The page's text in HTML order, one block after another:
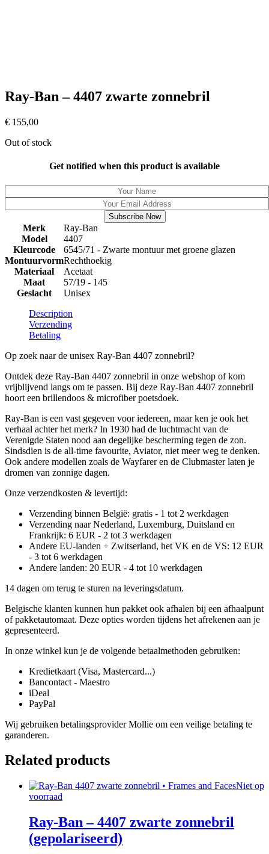
Ray-Ban – 4407 zwarte zonnebril
€ 155,00
Out of stock
Get notified when this product is available
Subscribe Now
Merk
Ray-Ban
Model
4407
Kleurcode
6545/71 - Zwarte montuur met groene glazen
MontuurvormRechthoekig
Materiaal
Acetaat
Maat
57/19 - 145
Geslacht
Unisex
Description
Verzending
Betaling
Op zoek naar de unisex Ray-Ban 4407 zonnebril?
Ontdek deze Ray-Ban 4407 zonnebril in onze webshop of kom
vrijblijvend langs om te passen. Bij deze Ray-Ban 4407 zonnebril
hoort een brillendoos & microfiber poetsdoek.
Ray-Ban is een vast gegeven voor iedereen, maar ken je ook het
verhaal achter het merk? In 1930 had de luchtmacht van de
Verenigde Staten nood aan degelijke bescherming tegen de zon.
Sindsdien is de all-time favourite, Aviator, niet meer weg te denken.
Ook andere modellen zoals de Wayfarer en de Clubmaster laten je
dromen van zonnige dagen.
Onze verzendkosten & levertijd:
Verzending binnen België: gratis - 1 tot 2 werkdagen
Verzending naar Nederland, Luxemburg, Duitsland en
Frankrijk: 6 EUR - 2 tot 3 werkdagen
Andere EU-landen + Zwitserland, het VK en de VS: 12 EUR
- 3 tot 6 werkdagen
Andere landen: 20 EUR - 4 tot 10 werkdagen
14 dagen om terug te sturen na leveringsdatum.
Belgische klanten kunnen hun pakket ook afhalen bij een afhaalpunt
of pakketautomaat. Deze opties worden tijdens het afrekenen aan je
gepresenteerd.
In onze winkel kun je de volgende betaalmethoden gebruiken:
Kredietkaart (Visa, Mastercard...)
Bancontact - Maestro
iDeal
PayPal
Wij gebruiken betalingsprovider Mollie om een veilige betaling te
garanderen.
Related products
Niet op
voorraad
Ray-Ban – 4407 zwarte zonnebril
(gepolariseerd)